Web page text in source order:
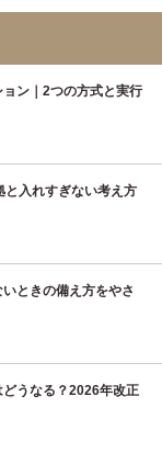
ン｜2つの方式と実行
入れすぎない考え方
ときの備え方をやさ
うなる？2026年改正